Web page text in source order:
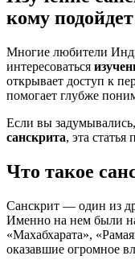
кому
Многие любители
интересоваться
открывает доступ к
помогает глубже
Если вы
санскрита, эта статья
Что такое
Санскрит — один из
Именно на нем были
«Махабхарата»,
оказавшие огромное